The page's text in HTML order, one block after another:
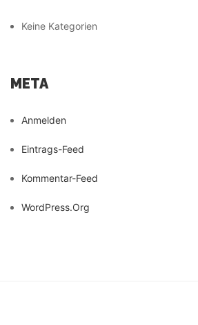
Keine Kategorien
META
Anmelden
Eintrags-Feed
Kommentar-Feed
WordPress.org